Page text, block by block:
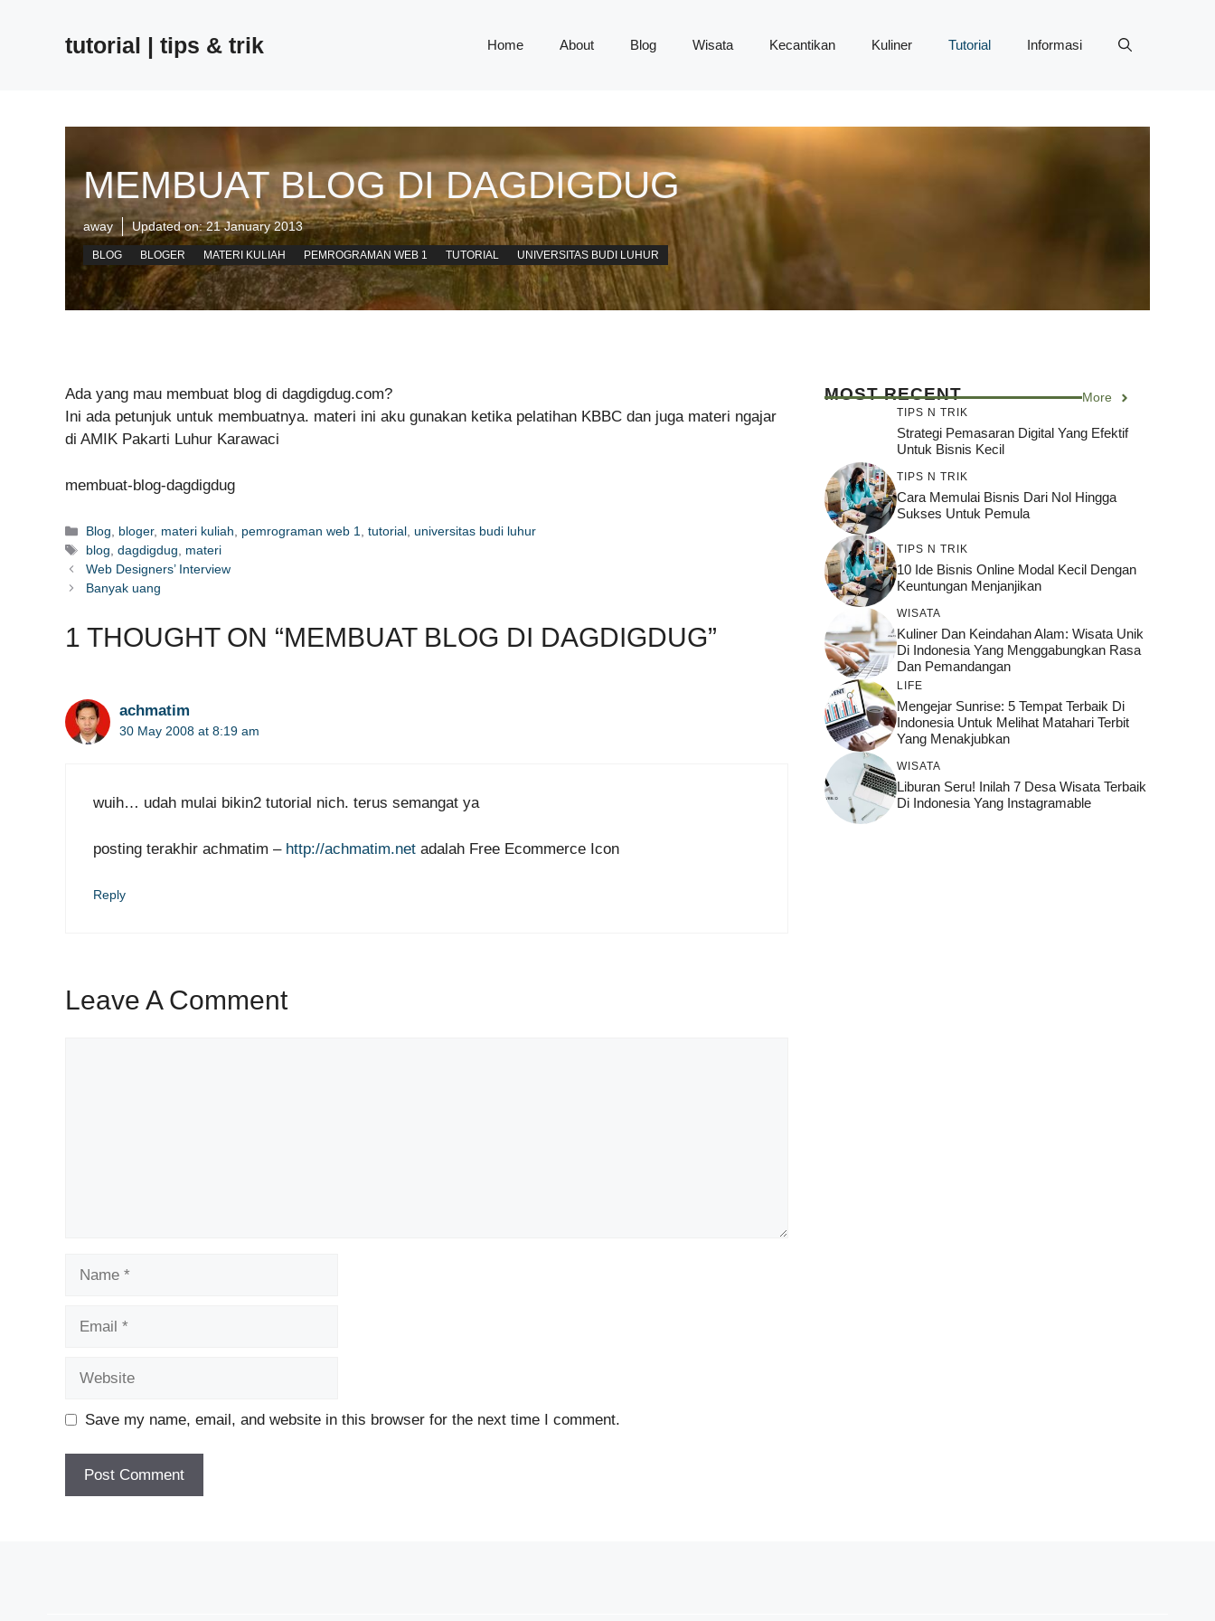
tutorial | tips & trik Home About Blog Wisata Kecantikan Kuliner Tutorial Informasi
MEMBUAT BLOG DI DAGDIGDUG
away Updated on:21 January 2013
BLOG BLOGER MATERI KULIAH PEMROGRAMAN WEB 1 TUTORIAL UNIVERSITAS BUDI LUHUR
Ada yang mau membuat blog di dagdigdug.com?
Ini ada petunjuk untuk membuatnya. materi ini aku gunakan ketika pelatihan KBBC dan juga materi ngajar
di AMIK Pakarti Luhur Karawaci
membuat-blog-dagdigdug
Categories
Blog, bloger, materi kuliah, pemrograman web 1,tutorial, universitas budi luhur
Tags
blog,dagdigdug, materi
Web Designers’ Interview
Banyak uang
1 THOUGHT ON “MEMBUAT BLOG DI DAGDIGDUG”
achmatim
30 May 2008 at 8:19 am
wuih… udah mulai bikin2 tutorial nich. terus semangat ya
posting terakhir achmatim – http://achmatim.net adalah Free Ecommerce Icon
Reply
Leave A Comment
Save my name, email, and website in this browser for the next time I comment.
MOST RECENT More
TIPS N TRIK
Strategi Pemasaran Digital Yang Efektif
Untuk Bisnis Kecil
TIPS N TRIK
Cara Memulai Bisnis Dari Nol Hingga
Sukses Untuk Pemula
TIPS N TRIK
10 Ide Bisnis Online Modal Kecil Dengan
Keuntungan Menjanjikan
WISATA
Kuliner Dan Keindahan Alam: Wisata Unik
Di Indonesia Yang Menggabungkan Rasa
Dan Pemandangan
LIFE
Mengejar Sunrise: 5 Tempat Terbaik Di
Indonesia Untuk Melihat Matahari Terbit
Yang Menakjubkan
WISATA
Liburan Seru! Inilah 7 Desa Wisata Terbaik
Di Indonesia Yang Instagramable